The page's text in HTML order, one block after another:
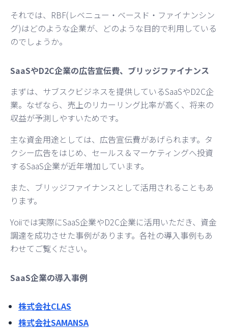
それでは、RBF(レベニュー・ベースド・ファイナンシン
グ)はどのような企業が、どのような目的で利用している
のでしょうか。
SaaSやD2C企業の広告宣伝費、ブリッジファイナンス
まずは、サブスクビジネスを提供しているSaaSやD2C企
業。なぜなら、売上のリカーリング比率が高く、将来の
収益が予測しやすいためです。
主な資金用途としては、広告宣伝費があげられます。タ
クシー広告をはじめ、セールス＆マーケティングへ投資
するSaaS企業が近年増加しています。
また、ブリッジファイナンスとして活用されることもあ
ります。
Yoiiでは実際にSaaS企業やD2C企業に活用いただき、資金
調達を成功させた事例があります。各社の導入事例もあ
わせてご覧ください。
SaaS企業の導入事例
株式会社CLAS
株式会社SAMANSA